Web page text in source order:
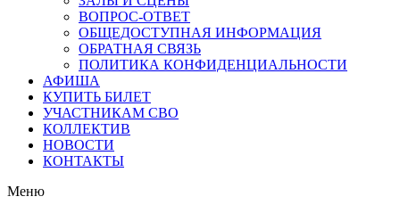
ВОПРОС-ОТВЕТ
ОБЩЕДОСТУПНАЯ ИНФОРМАЦИЯ
ОБРАТНАЯ СВЯЗЬ
ПОЛИТИКА КОНФИДЕНЦИАЛЬНОСТИ
АФИША
КУПИТЬ БИЛЕТ
УЧАСТНИКАМ СВО
КОЛЛЕКТИВ
НОВОСТИ
КОНТАКТЫ
Меню